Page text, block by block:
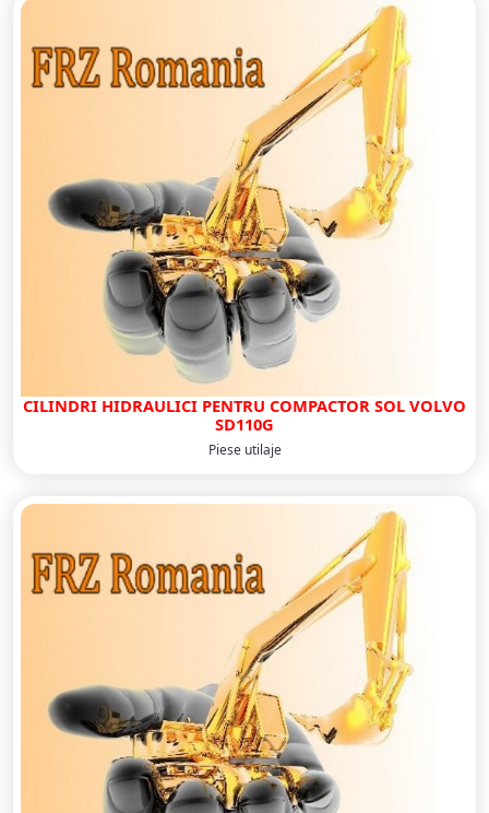
CILINDRI HIDRAULICI PENTRU COMPACTOR SOL VOLVO
SD110G
Piese utilaje